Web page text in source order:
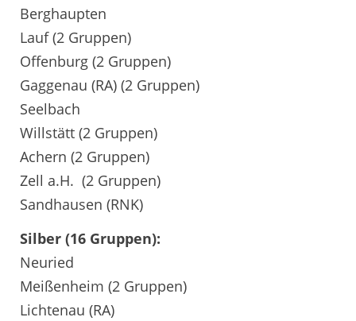
Berghaupten
Lauf (2 Gruppen)
Offenburg (2 Gruppen)
Gaggenau (RA) (2 Gruppen)
Seelbach
Willstätt (2 Gruppen)
Achern (2 Gruppen)
Zell a.H. (2 Gruppen)
Sandhausen (RNK)
Silber (16 Gruppen):
Neuried
Meißenheim (2 Gruppen)
Lichtenau (RA)